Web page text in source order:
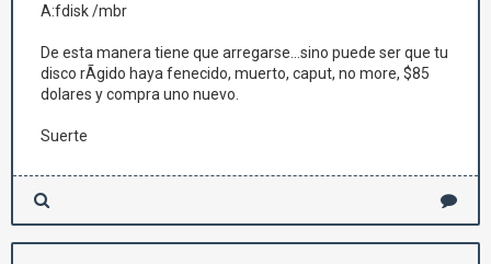
A:fdisk /mbr
De esta manera tiene que arregarse...sino puede ser que tu
disco rÃ­gido haya fenecido, muerto, caput, no more, $85
dolares y compra uno nuevo.
Suerte